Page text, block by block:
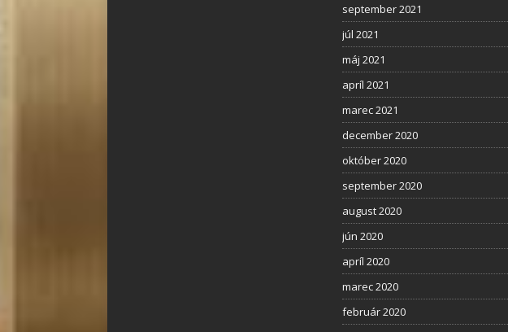
september 2021
júl 2021
máj 2021
apríl 2021
marec 2021
december 2020
október 2020
september 2020
august 2020
jún 2020
apríl 2020
marec 2020
február 2020